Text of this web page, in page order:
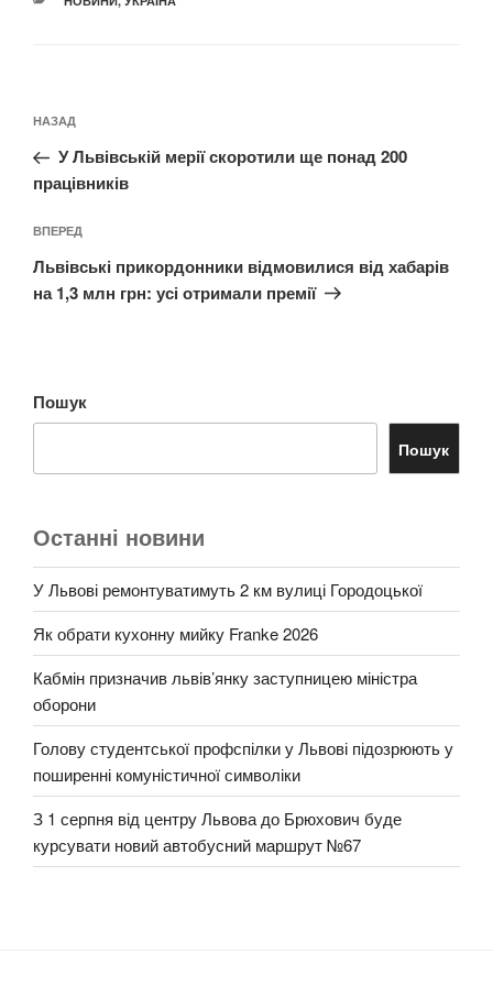
записів
Попередній
запис:
НАЗАД
У Львівській мерії скоротили ще понад 200
працівників
Наступний
запис
ВПЕРЕД
Львівські прикордонники відмовилися від хабарів
на 1,3 млн грн: усі отримали премії
Пошук
Пошук
Останні новини
У Львові ремонтуватимуть 2 км вулиці Городоцької
Як обрати кухонну мийку Franke 2026
Кабмін призначив львів’янку заступницею міністра
оборони
Голову студентської профспілки у Львові підозрюють у
поширенні комуністичної символіки
З 1 серпня від центру Львова до Брюхович буде
курсувати новий автобусний маршрут №67